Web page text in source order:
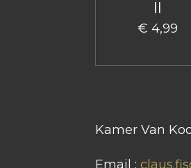
II
€ 4,99
Kamer Van
Email :